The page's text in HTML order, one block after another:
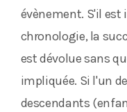
évènement. S'il
chronologie, la
est dévolue sans
impliquée. Si l'un
descendants